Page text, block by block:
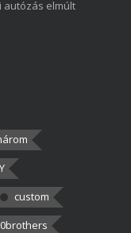
autózás elmúlt
custom